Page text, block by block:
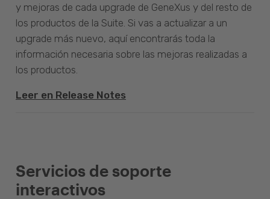
y mejoras de cada upgrade de GeneXus y del resto de
los productos de la Suite. Si vas a actualizar a un
upgrade más nuevo, aquí encontrarás toda la
información necesaria sobre las mejoras realizadas a
los productos.
Leer en Release Notes
Servicios de soporte
interactivos